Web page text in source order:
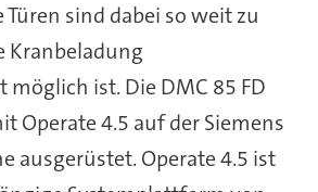
sind dabei so weit zu
Kranbeladung
ist. Die DMC 85 FD
Operate 4.5 auf der Siemens
ausgerüstet. Operate 4.5 ist